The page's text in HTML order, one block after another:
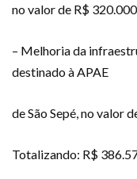
no valor de R$
– Melhoria da
destinado à APAE
de São Sepé, no valor
Totalizando: R$